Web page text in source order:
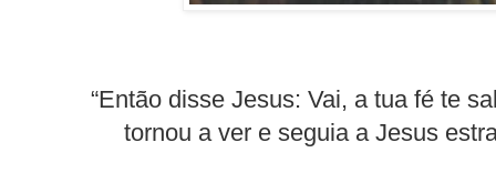
“Então disse Jesus: Vai, a tua fé te
tornou a ver e seguia a Jesus